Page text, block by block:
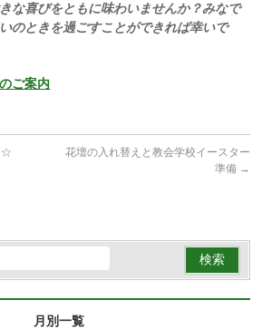
な喜びをともに味わいませんか？みなで
のときを過ごすことができれば幸いで
ご案内
☆
花壇の入れ替えと教会学校イースター
準備 →
月別一覧